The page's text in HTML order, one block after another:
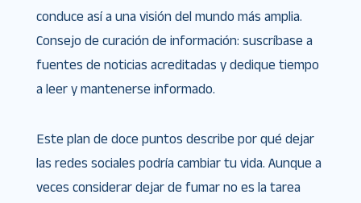
conduce así a una visión del mundo más amplia.
Consejo de curación de información: suscríbase a
fuentes de noticias acreditadas y dedique tiempo
a leer y mantenerse informado.
Este plan de doce puntos describe por qué dejar
las redes sociales podría cambiar tu vida. Aunque a
veces considerar dejar de fumar no es la tarea